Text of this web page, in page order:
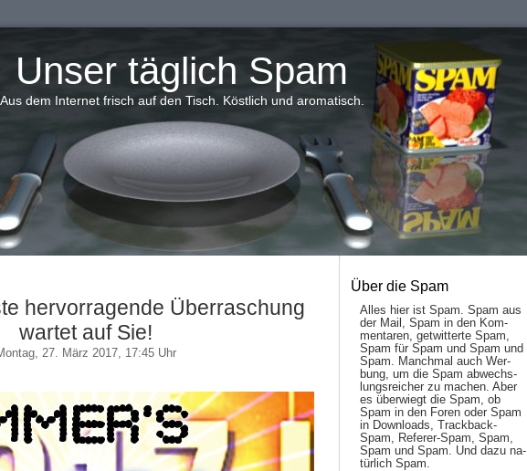
Unser täglich Spam
Aus dem Internet frisch auf den Tisch. Köstlich und aromatisch.
hervorragende Überraschung
wartet auf Sie!
27. März 2017, 17:45 Uhr
Über die Spam
Alles hier ist Spam. Spam aus
der Mail, Spam in den Kom­
men­taren, ge­twit­ter­te Spam,
Spam für Spam und Spam und
Spam. Manch­mal auch Wer­
bung, um die Spam ab­wechs­
lungs­reich­er zu mach­en. Aber
es über­wiegt die Spam, ob
Spam in den Fo­ren oder Spam
in Down­loads, Track­back-
Spam, Re­fe­rer-Spam, Spam,
Spam und Spam. Und da­zu na­
tür­lich Spam.